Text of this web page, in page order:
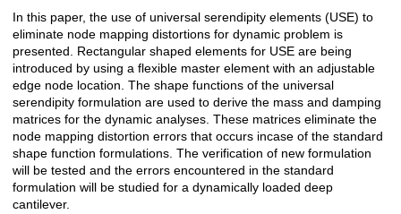
Açıklama
In this paper, the use of universal serendipity elements (USE) to
eliminate node mapping distortions for dynamic problem is
presented. Rectangular shaped elements for USE are being
introduced by using a flexible master element with an adjustable
edge node location. The shape functions of the universal
serendipity formulation are used to derive the mass and damping
matrices for the dynamic analyses. These matrices eliminate the
node mapping distortion errors that occurs incase of the standard
shape function formulations. The verification of new formulation
will be tested and the errors encountered in the standard
formulation will be studied for a dynamically loaded deep
cantilever.